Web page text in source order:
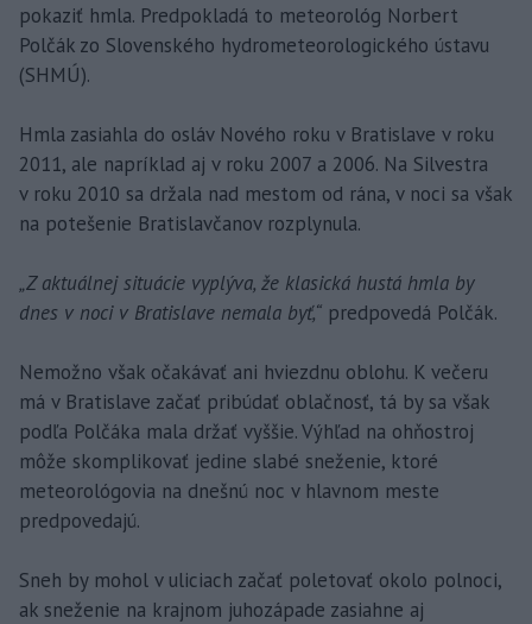
pokaziť hmla. Predpokladá to meteorológ Norbert
Polčák zo Slovenského hydrometeorologického ústavu
(SHMÚ).
Hmla zasiahla do osláv Nového roku v Bratislave v roku
2011, ale napríklad aj v roku 2007 a 2006. Na Silvestra
v roku 2010 sa držala nad mestom od rána, v noci sa však
na potešenie Bratislavčanov rozplynula.
„Z aktuálnej situácie vyplýva, že klasická hustá hmla by
dnes v noci v Bratislave nemala byť,“ predpovedá Polčák.
Nemožno však očakávať ani hviezdnu oblohu. K večeru
má v Bratislave začať pribúdať oblačnosť, tá by sa však
podľa Polčáka mala držať vyššie. Výhľad na ohňostroj
môže skomplikovať jedine slabé sneženie, ktoré
meteorológovia na dnešnú noc v hlavnom meste
predpovedajú.
Sneh by mohol v uliciach začať poletovať okolo polnoci,
ak sneženie na krajnom juhozápade zasiahne aj